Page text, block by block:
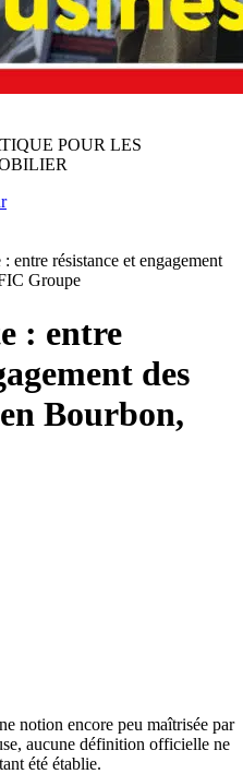
POUR LES
entre résistance et engagement
Groupe
: entre
des
Bourbon,
notion encore peu maîtrisée par
aucune définition officielle ne
été établie.